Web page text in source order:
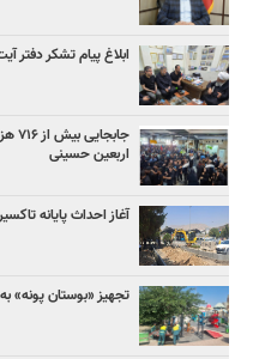
ابلاغ پیام تشکر دفتر
اربعین حسینی
آغاز احداث پایانه
تجهیز «بوستان پونه»